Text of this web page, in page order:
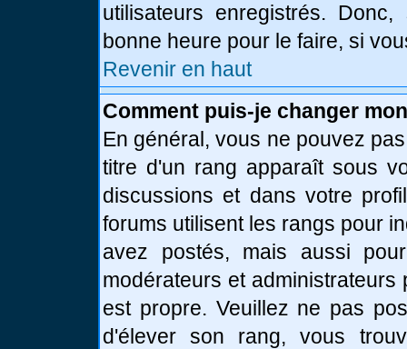
utilisateurs enregistrés.
bonne heure pour le faire, si
Revenir en haut
Comment puis-je changer
En général, vous ne pouvez
titre d'un rang apparaît sous
discussions et dans votre
forums utilisent les rangs pour
avez postés, mais aussi
modérateurs et
est propre. Veuillez ne pas
d'élever son rang, vous